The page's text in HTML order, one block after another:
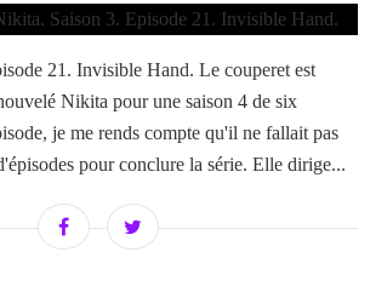
21. Invisible Hand. Le couperet est
Nikita pour une saison 4 de six
je me rends compte qu'il ne fallait pas
pour conclure la série. Elle dirige...